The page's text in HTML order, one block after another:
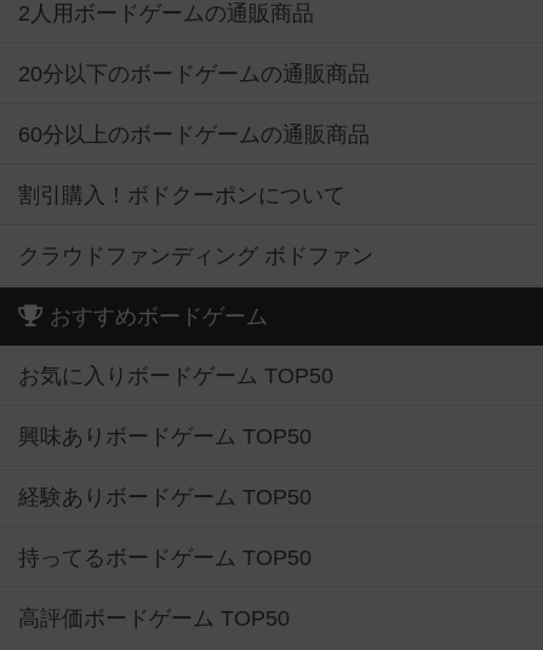
2人用ボードゲームの通販商品
20分以下のボードゲームの通販商品
60分以上のボードゲームの通販商品
割引購入！ボドクーポンについて
クラウドファンディング ボドファン
おすすめボードゲーム
お気に入りボードゲーム TOP50
興味ありボードゲーム TOP50
経験ありボードゲーム TOP50
持ってるボードゲーム TOP50
高評価ボードゲーム TOP50